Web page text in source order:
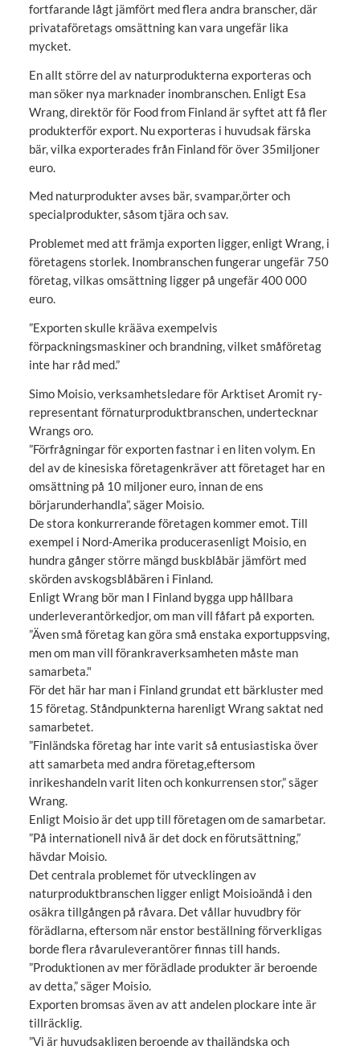
fortfarande lågt jämfört med flera andra branscher, där
privataföretags omsättning kan vara ungefär lika
mycket.
En allt större del av naturprodukterna exporteras och
man söker nya marknader inombranschen. Enligt Esa
Wrang, direktör för Food from Finland är syftet att få fler
produkterför export. Nu exporteras i huvudsak färska
bär, vilka exporterades från Finland för över 35miljoner
euro.
Med naturprodukter avses bär, svampar,örter och
specialprodukter, såsom tjära och sav.
Problemet med att främja exporten ligger, enligt Wrang, i
företagens storlek. Inombranschen fungerar ungefär 750
företag, vilkas omsättning ligger på ungefär 400 000
euro.
”Exporten skulle krääva exempelvis
förpackningsmaskiner och brandning, vilket småföretag
inte har råd med.”
Simo Moisio, verksamhetsledare för Arktiset Aromit ry-
representant förnaturproduktbranschen, undertecknar
Wrangs oro.
”Förfrågningar för exporten fastnar i en liten volym. En
del av de kinesiska företagenkräver att företaget har en
omsättning på 10 miljoner euro, innan de ens
börjarunderhandla”, säger Moisio.
De stora konkurrerande företagen kommer emot. Till
exempel i Nord-Amerika producerasenligt Moisio, en
hundra gånger större mängd buskblåbär jämfört med
skörden avskogsblåbären i Finland.
Enligt Wrang bör man I Finland bygga upp hållbara
underleverantörkedjor, om man vill fåfart på exporten.
”Även små företag kan göra små enstaka exportuppsving,
men om man vill förankraverksamheten måste man
samarbeta."
För det här har man i Finland grundat ett bärkluster med
15 företag. Ståndpunkterna harenligt Wrang saktat ned
samarbetet.
”Finländska företag har inte varit så entusiastiska över
att samarbeta med andra företag,eftersom
inrikeshandeln varit liten och konkurrensen stor,” säger
Wrang.
Enligt Moisio är det upp till företagen om de samarbetar.
”På internationell nivå är det dock en förutsättning,”
hävdar Moisio.
Det centrala problemet för utvecklingen av
naturproduktbranschen ligger enligt Moisioändå i den
osäkra tillgången på råvara. Det vållar huvudbry för
förädlarna, eftersom när enstor beställning förverkligas
borde flera råvaruleverantörer finnas till hands.
”Produktionen av mer förädlade produkter är beroende
av detta,” säger Moisio.
Exporten bromsas även av att andelen plockare inte är
tillräcklig.
”Vi är huvudsakligen beroende av thailändska och